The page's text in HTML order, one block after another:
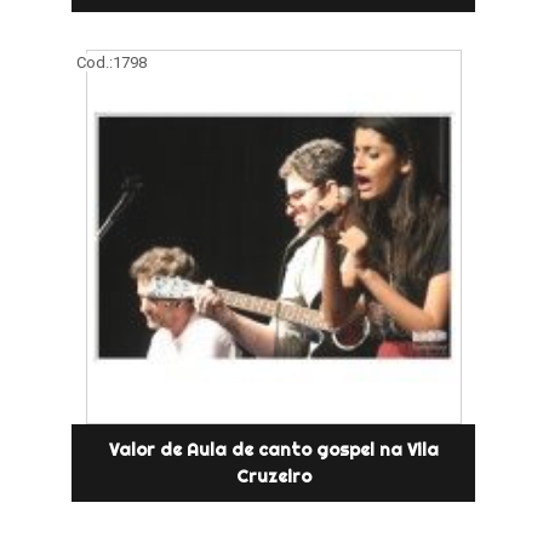
Cod.:1798
Valor de Aula de canto gospel na Vila
Cruzeiro